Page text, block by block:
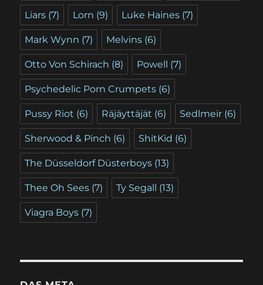
Liars (7) Lorn (9) Luke Haines (7)
Mark Wynn (7) Melvins (6)
Otto Von Schirach (8) Powell (7)
Psychedelic Porn Crumpets (6)
Pussy Riot (6) Räjäyttäjät (6) Sedlmeir (6)
Sherwood & Pinch (6) ShitKid (6)
The Düsseldorf Düsterboys (13)
Thee Oh Sees (7) Ty Segall (13)
Viagra Boys (7)